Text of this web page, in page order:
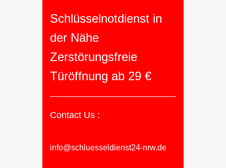
Schlüsselnotdienst in
der Nähe
Zerstörungsfreie
Türöffnung ab 29 €
Contact Us :
info@schluesseldienst24-nrw.de